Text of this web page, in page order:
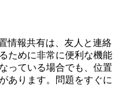
情報共有は、友人と連絡
ために非常に便利な機能
っている場合でも、位置
あります。問題をすぐに